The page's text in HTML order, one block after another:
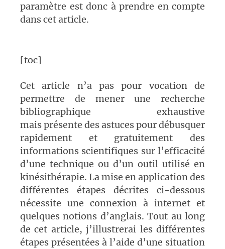
paramètre est donc à prendre en compte
dans cet article.
[toc]
Cet article n’a pas pour vocation de
permettre de mener une recherche
bibliographique exhaustive
mais présente des astuces pour débusquer
rapidement et gratuitement des
informations scientifiques sur l’efficacité
d’une technique ou d’un outil utilisé en
kinésithérapie. La mise en application des
différentes étapes décrites ci-dessous
nécessite une connexion à internet et
quelques notions d’anglais. Tout au long
de cet article, j’illustrerai les différentes
étapes présentées à l’aide d’une situation